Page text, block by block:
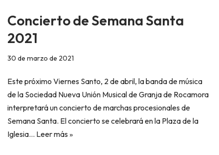
Concierto de Semana Santa
2021
30 de marzo de 2021
Este próximo Viernes Santo, 2 de abril, la banda de música
de la Sociedad Nueva Unión Musical de Granja de Rocamora
interpretará un concierto de marchas procesionales de
Semana Santa. El concierto se celebrará en la Plaza de la
Iglesia… Leer más »